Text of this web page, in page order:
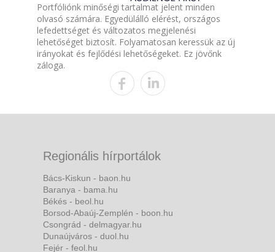
Portfóliónk minőségi tartalmat jelent minden
olvasó számára. Egyedülálló elérést, országos
lefedettséget és változatos megjelenési
lehetőséget biztosít. Folyamatosan keressük az új
irányokat és fejlődési lehetőségeket. Ez jövőnk
záloga.
Regionális hírportálok
Bács-Kiskun - baon.hu
Baranya - bama.hu
Békés - beol.hu
Borsod-Abaúj-Zemplén - boon.hu
Csongrád - delmagyar.hu
Dunaújváros - duol.hu
Fejér - feol.hu